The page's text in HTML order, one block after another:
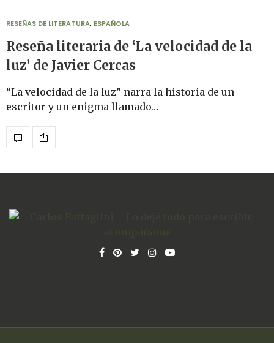
RESEÑAS DE LITERATURA, ESPAÑOLA
Reseña literaria de ‘La velocidad de la
luz’ de Javier Cercas
“La velocidad de la luz” narra la historia de un
escritor y un enigma llamado…